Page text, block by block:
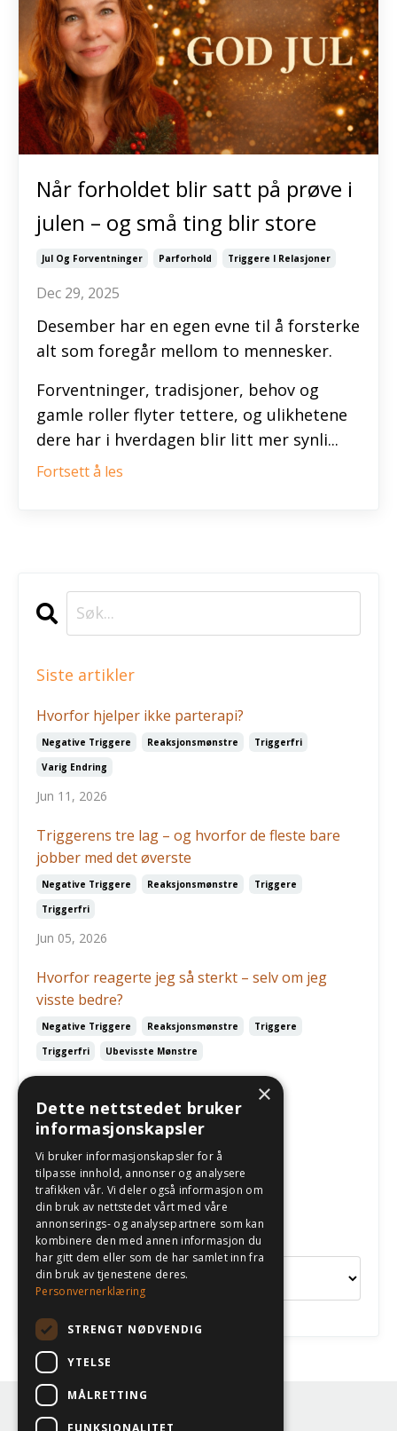
Når forholdet blir satt på prøve i
julen – og små ting blir store
Jul Og Forventninger Parforhold Triggere I Relasjoner
Dec 29, 2025
Desember har en egen evne til å forsterke
alt som foregår mellom to mennesker.
Forventninger, tradisjoner, behov og
gamle roller flyter tettere, og ulikhetene
dere har i hverdagen blir litt mer synli...
Fortsett å les
Siste artikler
Hvorfor hjelper ikke parterapi?
Negative Triggere Reaksjonsmønstre
Triggerfri
Varig Endring
Jun 11, 2026
Triggerens tre lag – og hvorfor de fleste bare
jobber med det øverste
Negative Triggere Reaksjonsmønstre
Triggere
Triggerfri
Jun 05, 2026
Hvorfor reagerte jeg så sterkt – selv om jeg
visste bedre?
Negative Triggere Reaksjonsmønstre
Triggere
Triggerfri
Ubevisste Mønstre
May 03, 2026
Følg oss
Kategorier
×
Dette nettstedet bruker
informasjonskapsler
Vi bruker informasjonskapsler for å
tilpasse innhold, annonser og analysere
trafikken vår. Vi deler også informasjon om
din bruk av nettstedet vårt med våre
annonserings- og analysepartnere som kan
kombinere den med annen informasjon du
har gitt dem eller som de har samlet inn fra
din bruk av tjenestene deres.
Personvernerklæring
STRENGT NØDVENDIG
YTELSE
MÅLRETTING
FUNKSJONALITET